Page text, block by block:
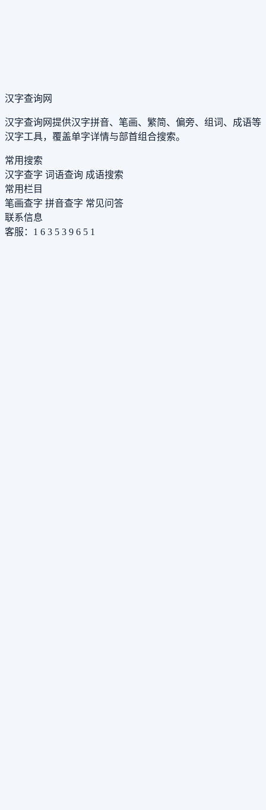
汉字查询网
汉字查询网提供汉字拼音、笔画、繁简、偏旁、组词、成语等
汉字工具，覆盖单字详情与部首组合搜索。
常用搜索
汉字查字 词语查询 成语搜索
常用栏目
笔画查字 拼音查字 常见问答
联系信息
客服：1 6 3 5 3 9 6 5 1